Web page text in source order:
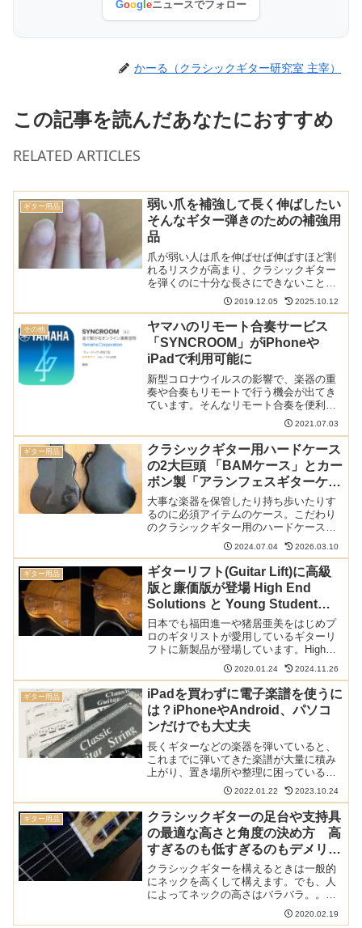
Goog eニュースでフォロー
かーる（クラシックギター研究室 主宰）
この記事を読んだあなたにおすすめ
RELATED ARTICLES
ギター用品
弱い爪を補強して長く伸ばしたい
そんなギター弾きのための補強用
品
爪が弱い人は爪を伸ばせば伸ばすほど割
れるリスクが高まり、クラシックギター
を弾くのに十分な長さにできないことも
あります。そんな人でも爪を補強してや
ることで長く伸ばすことができます。ア
マチュアだけでなくプロのギタリストで
もやっています。このサイ...
2019.12.05 2025.10.12
その他
ヤマハのリモート合奏サービス
「SYNCROOM」がiPhoneや
iPadで利用可能に
新型コロナウイルスの影響で、楽器の重
奏や合奏もリモートで行う機会が出てき
ています。そんなリモート合奏を便利に
行えるサービスがSYNCROOMです。こ
れまではパソコンやAndroidスマホでしか
使えなかったのですが、ついにiPhoneと
iPa...
2021.07.03
ギター用品
クラシックギター用ハードケース
の2大巨頭 「BAMケース」とカー
ボン製「アランフェスギターケー
ス」を比べてみた
大事な楽器を保管したり持ち歩いたりす
るのに必須アイテムのケース。こだわり
のクラシックギター用のハードケースの2
大巨頭といえば「BAMケース」とカーボ
ン製の「アランフェスギターケース」で
す。これら2つを実際に手に入れましたの
で、比較しながらど...
2024.07.04 2026.03.10
ギター用品
ギターリフト(Guitar Lift)に高級
版と廉価版が登場 High End
Solutions と Young Student
Line カスタマイズ対応も
日本でも福田進一や猪居亜美をはじめプ
ロのギタリストが愛用しているギターリ
フトに新製品が登場しています。High
End Solutionsと呼ばれる高級版とYoung
Student Lineと呼ばれる廉価版です。さら
にカットの仕方をカスタ...
2020.01.24 2024.11.26
ギター用品
iPadを買わずに電子楽譜を使うに
は？iPhoneやAndroid、パソコ
ンだけでも大丈夫
長くギターなどの楽器を弾いていると、
これまでに弾いてきた楽譜が大量に積み
上がり、置き場所や整理に困っていると
いう人も多いかと思います。そんな人に
おすすめなのが電子楽譜ですが、iPadや
GVIDOといった高いデバイスを買わなく
てはいけないこと...
2022.01.22 2023.10.24
ギター用品
クラシックギターの足台や支持具
の最適な高さと角度の決め方 高
すぎるのも低すぎるのもデメリッ
トが大きい
クラシックギターを構えるときは一般的
にネックを高くして構えます。でも、人
によってネックの高さはバラバラ。。。
どうやったら自分にとって最適な高さや
角度を決められるのでしょうか？ クラシ
2020.02.19